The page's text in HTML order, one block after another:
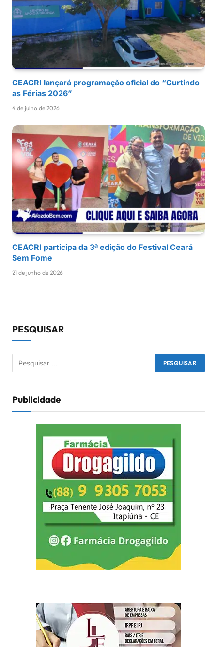
CEACRI lançará programação oficial do “Curtindo
as Férias 2026”
4 de julho de 2026
CEACRI participa da 3ª edição do Festival Ceará
Sem Fome
21 de junho de 2026
PESQUISAR
Publicidade